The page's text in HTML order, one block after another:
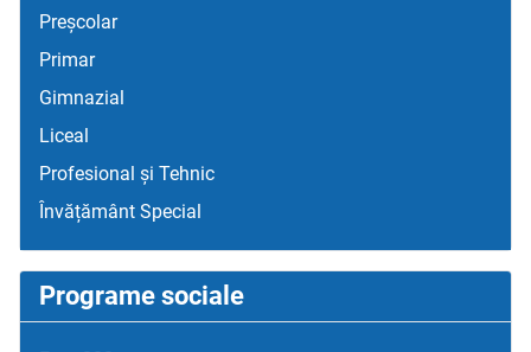
Preșcolar
Primar
Gimnazial
Liceal
Profesional și Tehnic
Învățământ Special
Programe sociale